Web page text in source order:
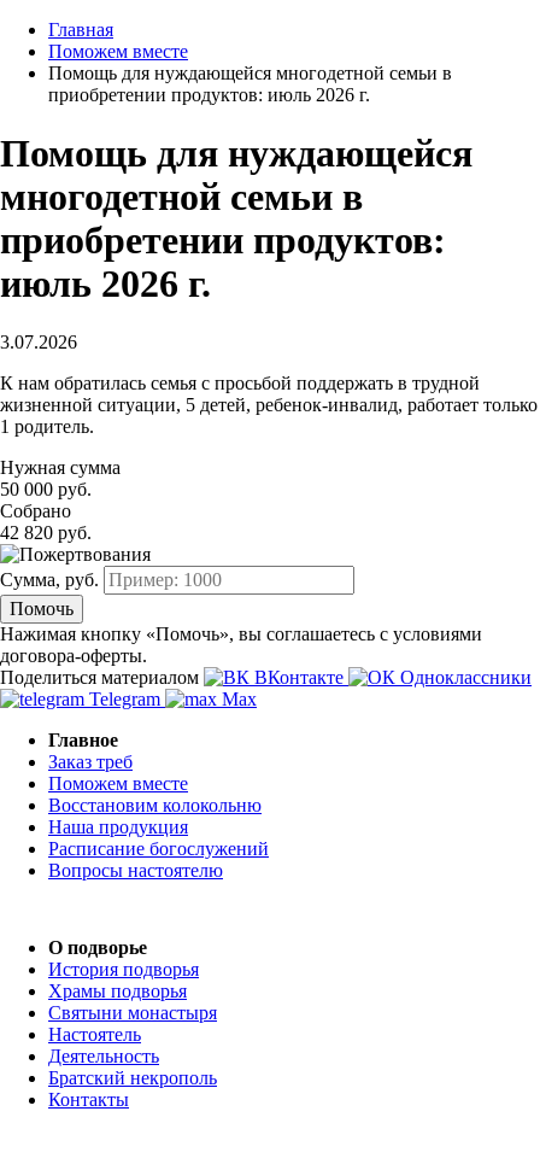
Главная
Поможем вместе
Помощь для нуждающейся многодетной семьи в
приобретении продуктов: июль 2026 г.
Помощь для нуждающейся
многодетной семьи в
приобретении продуктов:
июль 2026 г.
3.07.2026
К нам обратилась семья с просьбой поддержать в трудной
жизненной ситуации, 5 детей, ребенок-инвалид, работает только
1 родитель.
Нужная сумма
50 000 руб.
Собрано
42 820 руб.
Сумма, руб.
Помочь
Нажимая кнопку «Помочь», вы соглашаетесь с условиями
договора-оферты.
Поделиться материалом
ВКонтакте
Одноклассники
Telegram
Max
Главное
Заказ треб
Поможем вместе
Восстановим колокольню
Наша продукция
Расписание богослужений
Вопросы настоятелю
О подворье
История подворья
Храмы подворья
Святыни монастыря
Настоятель
Деятельность
Братский некрополь
Контакты